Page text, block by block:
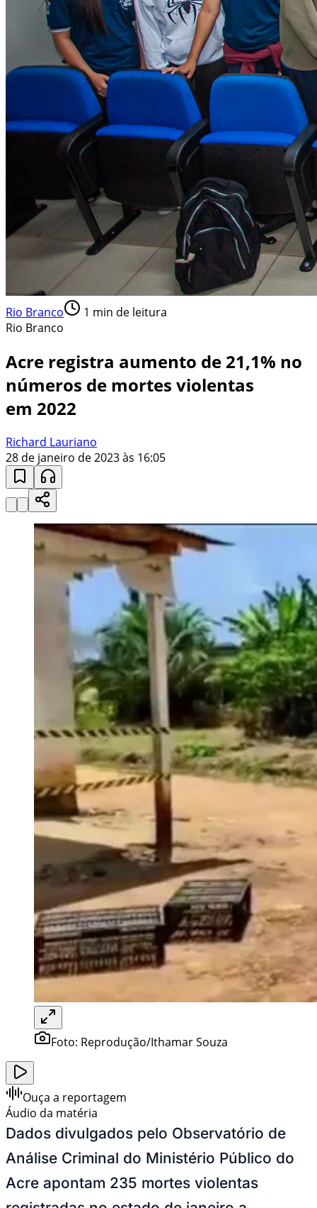
Rio Branco 1 min de leitura
Rio Branco
Acre registra aumento de 21,1% no
números de mortes violentas
em 2022
Richard Lauriano
28 de janeiro de 2023 às 16:05
Foto: Reprodução/Ithamar Souza
Ouça a reportagem
Áudio da matéria
Dados divulgados pelo Observatório de
Análise Criminal do Ministério Público do
Acre apontam 235 mortes violentas